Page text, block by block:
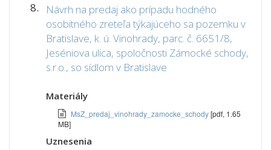
8.
Návrh na predaj ako prípadu hodného
osobitného zreteľa týkajúceho sa pozemku v
Bratislave, k. ú. Vinohrady, parc. č. 6651/8,
Jeséniova ulica, spoločnosti Zámocké schody,
s.r.o., so sídlom v Bratislave
Materiály
MsZ_predaj_vinohrady_zamocke_schody[pdf, 1.65
MB]
Uznesenia